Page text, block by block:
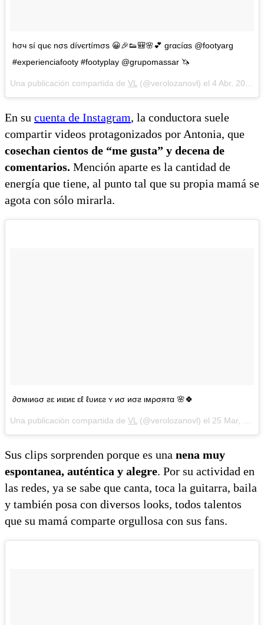
hσч ѕí quє nσѕ dívєrtímσѕ 😀🎉👟🎒🌸💕 grαcíαѕ @footyarg
#experienciafooty #footyplay @grupomassar 🦄
Una publicación compartida de VL (@verolozanovl) el 4 Abr, 2018 a las 6:20 PDT
En su cuenta de Instagram, la conductora suele
compartir videos protagonizados por Antonia, que
cosechan cientos de “me gusta” y decena de
comentarios. Mención aparte es la cantidad de
energía que tiene, al punto tal que su propia mamá se
agota con sólo mirarla.
∂σмιиɢσ ƨɛ иιɛиɛ ɛℓ ℓʋиɛƨ ʏ иσ иσƨ ιмρσятα 🌸🍀
Una publicación compartida de VL (@verolozanovl) el 25 Mar, 2018 a las 5:00 PDT
Sus clips sorprenden porque es una nena muy
espontanea, auténtica y alegre. Por su actividad en
las redes, ya se sabe que canta, toca la guitarra, baila
y también posa con diversos looks, todos talentos
que su mamá comparte orgullosa con sus fans.